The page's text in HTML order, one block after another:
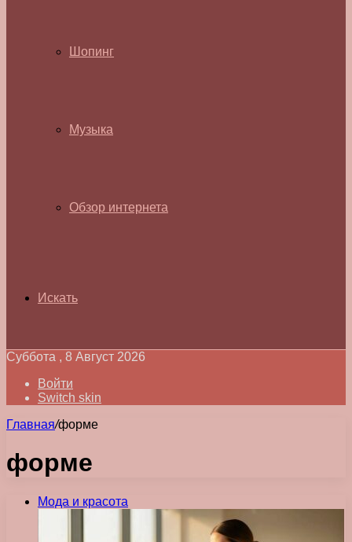
Шопинг
Музыка
Обзор интернета
Искать
Суббота , 8 Август 2026
Войти
Switch skin
Главная/форме
форме
Мода и красота